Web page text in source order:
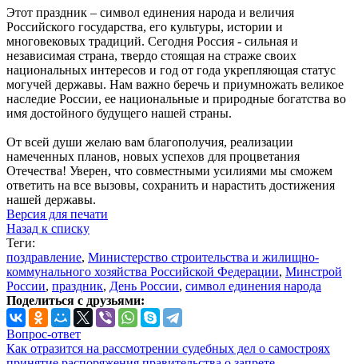
Этот праздник – символ единения народа и величия
Российского государства, его культуры, истории и
многовековых традиций. Сегодня Россия - сильная и
независимая страна, твердо стоящая на страже своих
национальных интересов и год от года укрепляющая статус
могучей державы. Нам важно беречь и приумножать великое
наследие России, ее национальные и природные богатства во
имя достойного будущего нашей страны.
От всей души желаю вам благополучия, реализации
намеченных планов, новых успехов для процветания
Отечества! Уверен, что совместными усилиями мы сможем
ответить на все вызовы, сохранить и нарастить достижения
нашей державы.
Версия для печати
Назад к списку
Теги:
поздравление, Министерство строительства и жилищно-
коммунального хозяйства Российской Федерации, Минстрой
России, праздник, День России, символ единения народа
Поделиться с друзьями:
Вопрос-ответ
Как отразится на рассмотрении судебных дел о самостроях